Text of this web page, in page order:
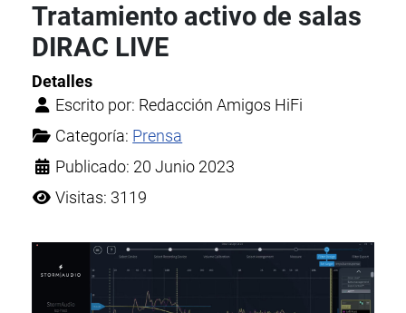
Tratamiento activo de salas
DIRAC LIVE
Detalles
Escrito por: Redacción Amigos HiFi
Categoría: Prensa
Publicado: 20 Junio 2023
Visitas: 3119